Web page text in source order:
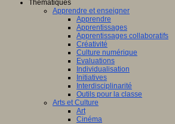
Thématiques
Apprendre et enseigner
Apprendre
Apprentissages
Apprentissages collaboratifs
Créativité
Culture numérique
Evaluations
Individualisation
Initiatives
Interdisciplinarité
Outils pour la classe
Arts et Culture
Art
Cinéma